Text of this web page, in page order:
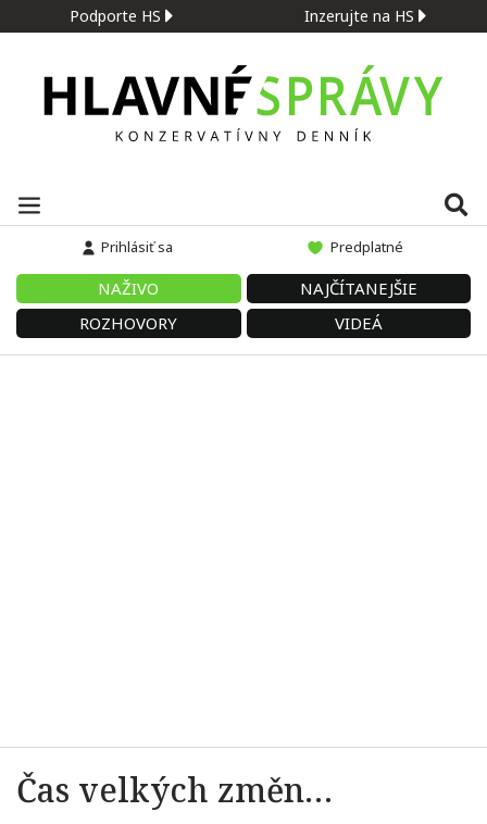
Podporte HS Inzerujte na HS
Prihlásiť sa Predplatné
NAŽIVO
NAJČÍTANEJŠIE
ROZHOVORY
VIDEÁ
Čas velkých změn…